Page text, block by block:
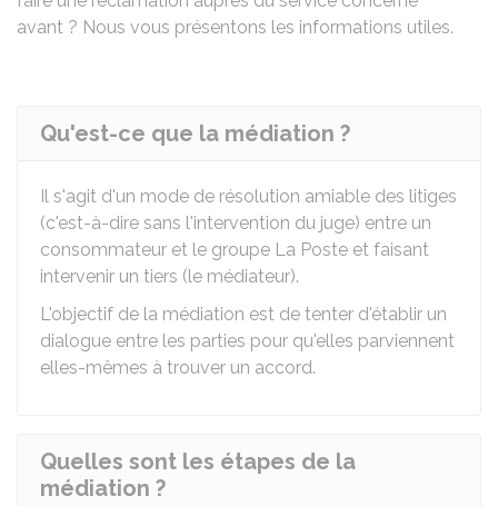
avant ? Nous vous présentons les informations utiles.
Qu'est-ce que la médiation ?
Il s'agit d'un mode de résolution amiable des litiges
(c'est-à-dire sans l'intervention du juge) entre un
consommateur et le groupe La Poste et faisant
intervenir un tiers (le médiateur).
L'objectif de la médiation est de tenter d'établir un
dialogue entre les parties pour qu'elles parviennent
elles-mêmes à trouver un accord.
Quelles sont les étapes de la
médiation ?